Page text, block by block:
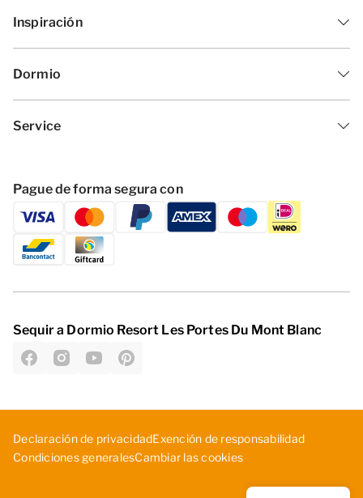
Inspiración
Dormio
Service
Pague de forma segura con
Sequir a Dormio Resort Les Portes Du Mont Blanc
D­ecl­ara­ció­n d­e p­riv­aci­dadExe­nci­ón ­de ­res­pon­sab­ili­dad
Con­dic­ion­es ­gen­era­lesCambiar las cookies